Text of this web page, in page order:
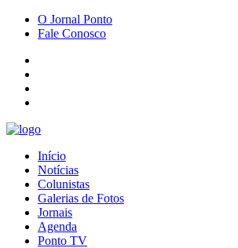
O Jornal Ponto
Fale Conosco
Início
Notícias
Colunistas
Galerias de Fotos
Jornais
Agenda
Ponto TV